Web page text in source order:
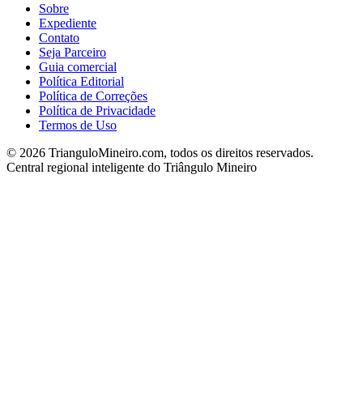
Sobre
Expediente
Contato
Seja Parceiro
Guia comercial
Política Editorial
Política de Correções
Política de Privacidade
Termos de Uso
© 2026 TrianguloMineiro.com, todos os direitos reservados.
Central regional inteligente do Triângulo Mineiro